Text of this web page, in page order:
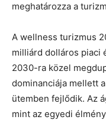
meghatározza a
A wellness turizmus
milliárd dolláros piaci
2030-ra közel
dominanciája mellett
ütemben fejlődik. Az
mint az egyedi